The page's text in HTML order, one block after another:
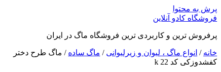
پرش به محتوا
فروشگاه کادو آنلاین
پرفروش ترین و کاربردی ترین فروشگاه ماگ در ایران
خانه / انواع ماگ ، لیوان و زیرلیوانی / ماگ ساده / ماگ طرح دختر
کفشدوزکی کد k 22